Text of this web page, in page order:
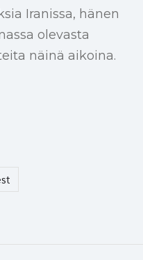
Iranissa, hänen
olevasta
näinä aikoina.